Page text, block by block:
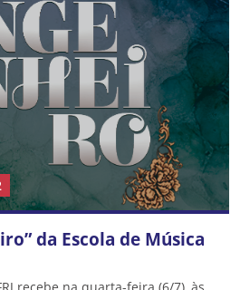
da Escola de Música